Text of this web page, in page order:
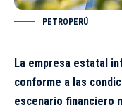
PETROPERÚ
La empresa estatal
conforme a las
escenario financiero